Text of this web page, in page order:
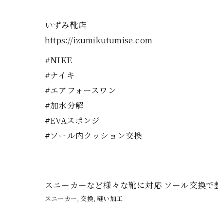
いずみ靴店
https://izumikutumise.com
#NIKE
#ナイキ
#エアフォースワン
#加水分解
#EVAスポンジ
#ソール内クッション交換
スニーカーなど様々な靴に対応 ソール交換で
スニーカー 交換 縫い加工